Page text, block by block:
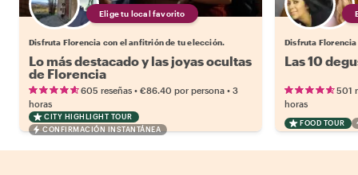
Elige tu local favorito
Disfruta Florencia con el anfitrión de tu elección.
Lo más destacado y las joyas ocultas
de Florencia
605 reseñas • €86.40 por persona • 3
horas
CITY HIGHLIGHT TOUR
CONFIRMACIÓN INSTANTÁNEA
Disfruta
Las 10
501
horas
FOOD TOUR